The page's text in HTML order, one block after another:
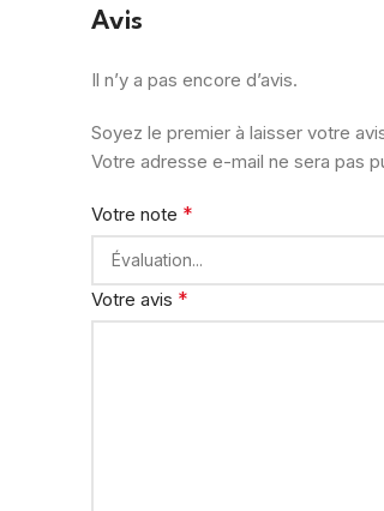
Avis
Il n’y a pas encore d’avis.
Soyez le premier à laisser votre
Votre adresse e-mail ne sera pas
Votre note *
Votre avis *